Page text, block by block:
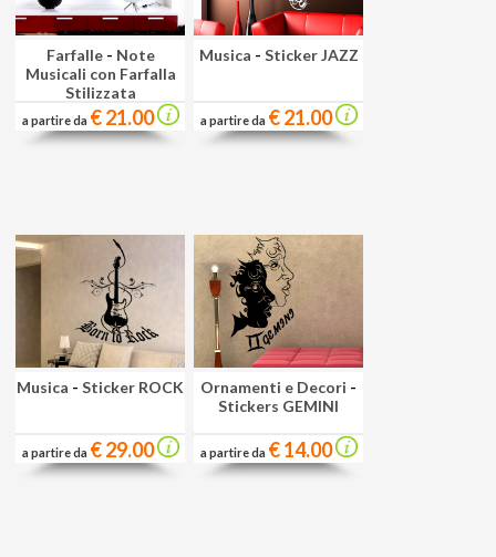
Farfalle - Note
Musicali con Farfalla
Stilizzata
a partire da € 21.00
Musica - Sticker JAZZ
a partire da € 21.00
Musica - Sticker ROCK
a partire da € 29.00
Ornamenti e Decori -
Stickers GEMINI
a partire da € 14.00